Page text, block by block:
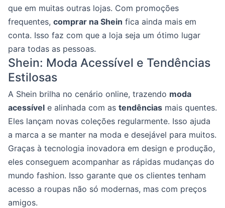
que em muitas outras lojas. Com promoções
frequentes, comprar na Shein fica ainda mais em
conta. Isso faz com que a loja seja um ótimo lugar
para todas as pessoas.
Shein: Moda Acessível e Tendências
Estilosas
A Shein brilha no cenário online, trazendo moda
acessível e alinhada com as tendências mais quentes.
Eles lançam novas coleções regularmente. Isso ajuda
a marca a se manter na moda e desejável para muitos.
Graças à tecnologia inovadora em design e produção,
eles conseguem acompanhar as rápidas mudanças do
mundo fashion. Isso garante que os clientes tenham
acesso a roupas não só modernas, mas com preços
amigos.